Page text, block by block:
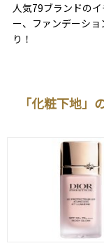
人気79ブランドの
ー、ファンデーシ
り！
「化粧下地」